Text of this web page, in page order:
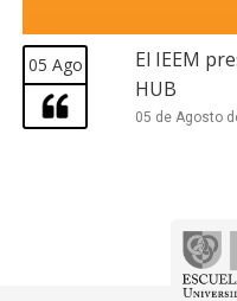
05 Ago
El IEEM
HUB
05 de Agosto